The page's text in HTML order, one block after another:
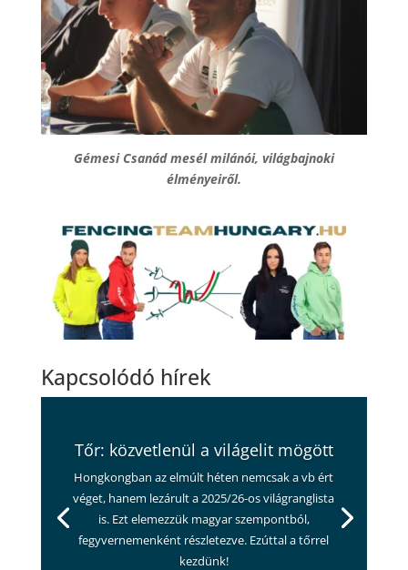
Gémesi Csanád mesél milánói, világbajnoki
élményeiről.
Kapcsolódó hírek
Tőr: közvetlenül a világelit mögött
Hongkongban az elmúlt héten nemcsak a vb ért
véget, hanem lezárult a 2025/26-os világranglista
is. Ezt elemezzük magyar szempontból,
fegyvernemenként részletezve. Ezúttal a tőrrel
kezdünk!